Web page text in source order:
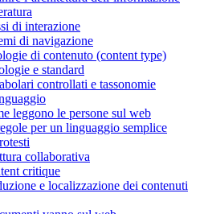
di interazione
di navigazione
di contenuto (content type)
e standard
controllati e tassonomie
leggono le persone sul web
per un linguaggio semplice
collaborativa
critique
e localizzazione dei contenuti